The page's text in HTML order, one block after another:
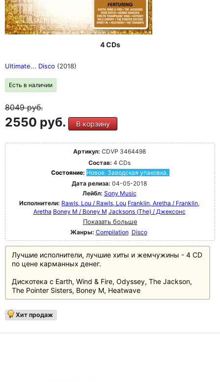
4 CDs
Ultimate... Disco (2018)
Есть в наличии
8049руб.
2550 руб. В корзину
Артикул: CDVP 3464498
Состав: 4 CDs
Состояние: Новое. Заводская упаковка.
Дата релиза: 04-05-2018
Лейбл: Sony Music
Исполнители: Rawls, Lou / Rawls, Lou Franklin, Aretha / Franklin,
Aretha Boney M / Boney M Jacksons (The) / Джексонс
Показать больше
Жанры: Compilation Disco
Лучшие исполнители, лучшие хиты и жемчужины - 4 CD
по цене карманных денег.
Дискотека с Earth, Wind & Fire, Odyssey, The Jackson,
The Pointer Sisters, Boney M, Heatwave
Хит продаж